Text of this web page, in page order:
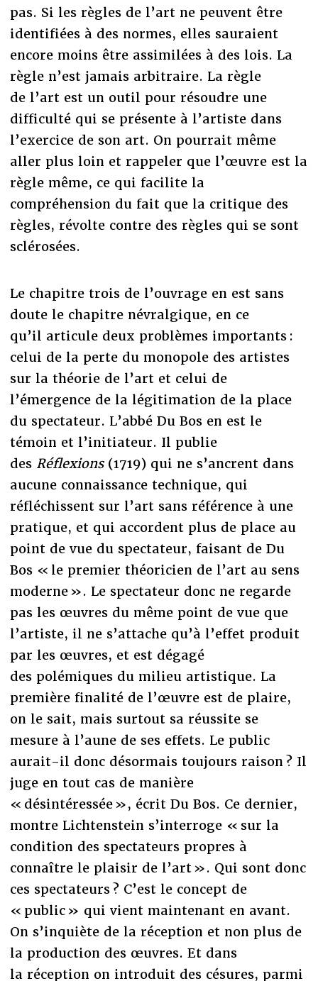
pas. Si les règles de l’art ne peuvent être
identifiées à des normes, elles sauraient
encore moins être assimilées à des lois. La
règle n’est jamais arbitraire. La règle
de l’art est un outil pour résoudre une
difficulté qui se présente à l’artiste dans
l’exercice de son art. On pourrait même
aller plus loin et rappeler que l’œuvre est la
règle même, ce qui facilite la
compréhension du fait que la critique des
règles, révolte contre des règles qui se sont
sclérosées.
Le chapitre trois de l’ouvrage en est sans
doute le chapitre névralgique, en ce
qu’il articule deux problèmes importants :
celui de la perte du monopole des artistes
sur la théorie de l’art et celui de
l’émergence de la légitimation de la place
du spectateur. L’abbé Du Bos en est le
témoin et l’initiateur. Il publie
des Réflexions(1719) qui ne s’ancrent dans
aucune connaissance technique, qui
réfléchissent sur l’art sans référence à une
pratique, et qui accordent plus de place au
point de vue du spectateur, faisant de Du
Bos « le premier théoricien de l’art au sens
moderne ». Le spectateur donc ne regarde
pas les œuvres du même point de vue que
l’artiste, il ne s’attache qu’à l’effet produit
par les œuvres, et est dégagé
des polémiques du milieu artistique. La
première finalité de l’œuvre est de plaire,
on le sait, mais surtout sa réussite se
mesure à l’aune de ses effets. Le public
aurait-il donc désormais toujours raison ? Il
juge en tout cas de manière
« désintéressée », écrit Du Bos. Ce dernier,
montre Lichtenstein s’interroge « sur la
condition des spectateurs propres à
connaître le plaisir de l’art ». Qui sont donc
ces spectateurs ? C’est le concept de
« public » qui vient maintenant en avant.
On s’inquiète de la réception et non plus de
la production des œuvres. Et dans
la réception on introduit des césures, parmi